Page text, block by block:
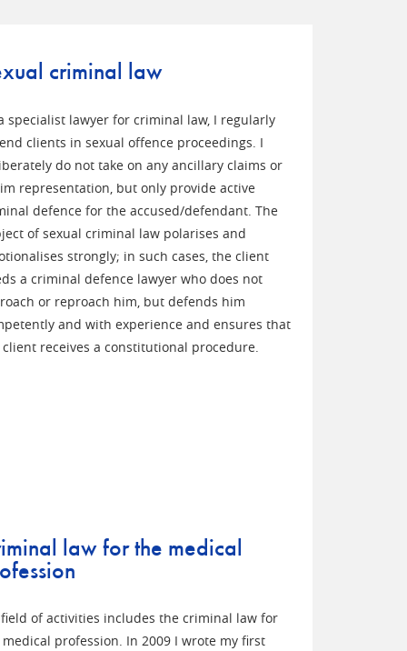
criminal law
specialist lawyer for criminal law, I regularly
clients in sexual offence proceedings. I
do not take on any ancillary claims or
representation, but only provide active
defence for the accused/defendant. The
of sexual criminal law polarises and
strongly; in such cases, the client
a criminal defence lawyer who does not
or reproach him, but defends him
and with experience and ensures that
receives a constitutional procedure.
law for the medical
of activities includes the criminal law for
profession. In 2009 I wrote my first